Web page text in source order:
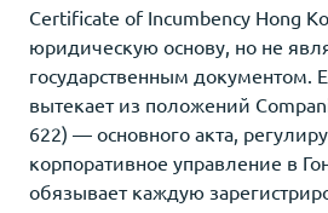
Certificate of Incumbency Hong
юридическую основу, но не
государственным документом.
вытекает из положений
622) — основного акта,
корпоративное управление в
обязывает каждую